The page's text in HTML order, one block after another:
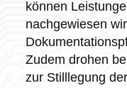
können
nachgewiesen
Zudem drohen
zur Stilllegung